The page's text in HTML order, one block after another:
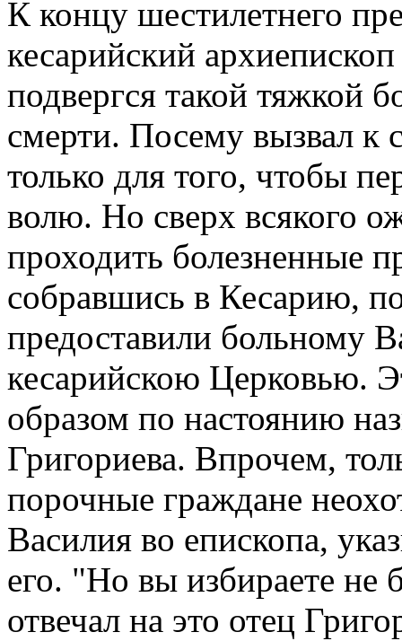
К концу шестилетнего
кесарийский
подвергся такой тяжкой
смерти. Посему вызвал к
только для того, чтобы
волю. Но сверх всякого
проходить болезненные
собравшись в Кесарию,
предоставили больному
кесарийскою Церковью.
образом по настоянию
Григориева. Впрочем,
порочные граждане
Василия во епископа,
его. "Но вы избираете не
отвечал на это отец